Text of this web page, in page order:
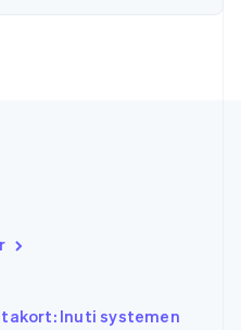
Inuti systemen